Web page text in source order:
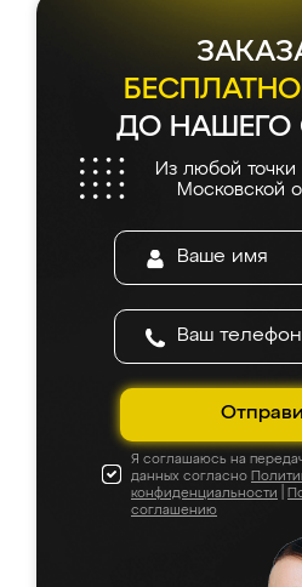
ДО НАШЕГО
Из любой
Московской
Я соглашаюсь на
данных согласно
конфиденциальности
соглашению